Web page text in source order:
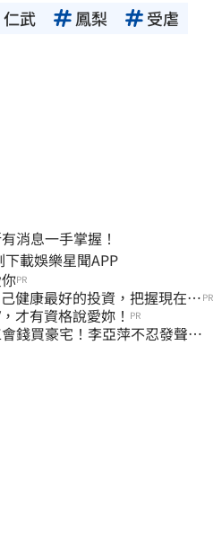
仁武 鳳梨
受虐
消息一手掌握！
明星動態 即刻下載娛樂星聞APP
PR
健康最好的投資，把握現在不 PR
才有資格說愛妳！ PR
錢買豪宅！李亞萍不忍發聲：